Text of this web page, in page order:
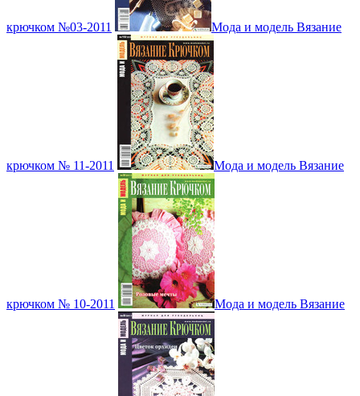
крючком №03-2011 Мода и модель Вязание
крючком № 11-2011 Мода и модель Вязание
крючком № 10-2011 Мода и модель Вязание